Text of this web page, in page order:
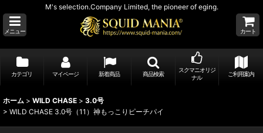
M's selection.Company Limited, the pioneer of eging.
メニュー カート
カテゴリ マイページ 新着商品 商品検索
スクマニオリジ
ナル
ご利用案内
ホーム > WILD CHASE > 3.0号
> WILD CHASE 3.0号（11）神もっこりピーチパイ